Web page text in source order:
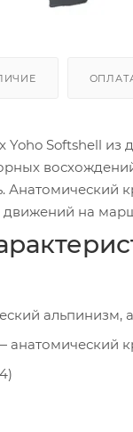
Yoho Softshell
Анатомический
на
альпинизм,
анатомический